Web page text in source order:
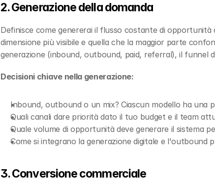
2. Generazione della domanda
Definisce come genererai il flusso costante di
dimensione più visibile e quella che la maggior parte
generazione (inbound, outbound, paid, referral), il funnel
Decisioni chiave nella generazione:
Inbound, outbound o un mix? Ciascun modello ha una
Quali canali dare priorità dato il tuo budget e il team
Quale volume di opportunità deve generare il sistema
Come si integrano la generazione digitale e l'outbound
3. Conversione commerciale